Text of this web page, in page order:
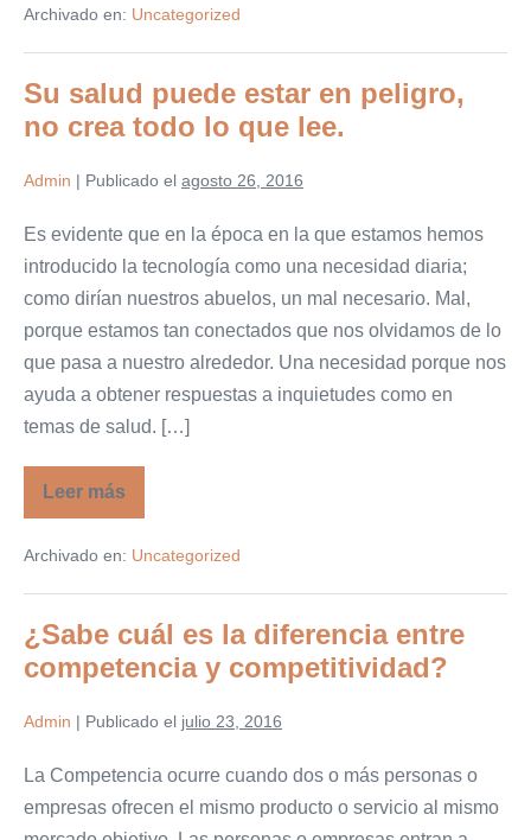
donar
Archivado en: Uncategorized
Su salud puede estar en peligro,
no crea todo lo que lee.
Admin | Publicado el agosto 26, 2016
Es evidente que en la época en la que estamos hemos
introducido la tecnología como una necesidad diaria;
como dirían nuestros abuelos, un mal necesario. Mal,
porque estamos tan conectados que nos olvidamos de lo
que pasa a nuestro alrededor. Una necesidad porque nos
ayuda a obtener respuestas a inquietudes como en
temas de salud. […]
Leer más
Su
salud
estar
peligro,
crea
lo
que
Archivado en: Uncategorized
¿Sabe cuál es la diferencia entre
competencia y competitividad?
Admin | Publicado el julio 23, 2016
La Competencia ocurre cuando dos o más personas o
empresas ofrecen el mismo producto o servicio al mismo